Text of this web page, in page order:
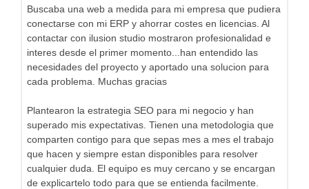
Buscaba una web a medida para mi empresa que pudiera
conectarse con mi ERP y ahorrar costes en licencias. Al
contactar con ilusion studio mostraron profesionalidad e
interes desde el primer momento...han entendido las
necesidades del proyecto y aportado una solucion para
cada problema. Muchas gracias
Plantearon la estrategia SEO para mi negocio y han
superado mis expectativas. Tienen una metodologia que
comparten contigo para que sepas mes a mes el trabajo
que hacen y siempre estan disponibles para resolver
cualquier duda. El equipo es muy cercano y se encargan
de explicartelo todo para que se entienda facilmente.